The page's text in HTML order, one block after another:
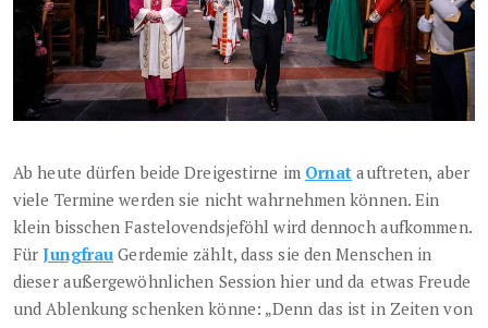
Ab heute dürfen beide Dreigestirne im Ornat auftreten, aber
viele Termine werden sie nicht wahrnehmen können. Ein
klein bisschen Fastelovendsjeföhl wird dennoch aufkommen.
FürJungfrau Gerdemie zählt, dass sie den Menschen in
dieser außergewöhnlichen Session hier und da etwas Freude
und Ablenkung schenken könne: „Denn das ist in Zeiten von